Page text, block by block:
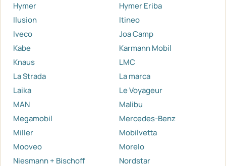
Hymer
Hymer Eriba
Ilusion
Itineo
Iveco
Joa Camp
Kabe
Karmann Mobil
Knaus
LMC
La Strada
La marca
Laika
Le Voyageur
MAN
Malibu
Megamobil
Mercedes-Benz
Miller
Mobilvetta
Mooveo
Morelo
Niesmann + Bischoff
Nordstar